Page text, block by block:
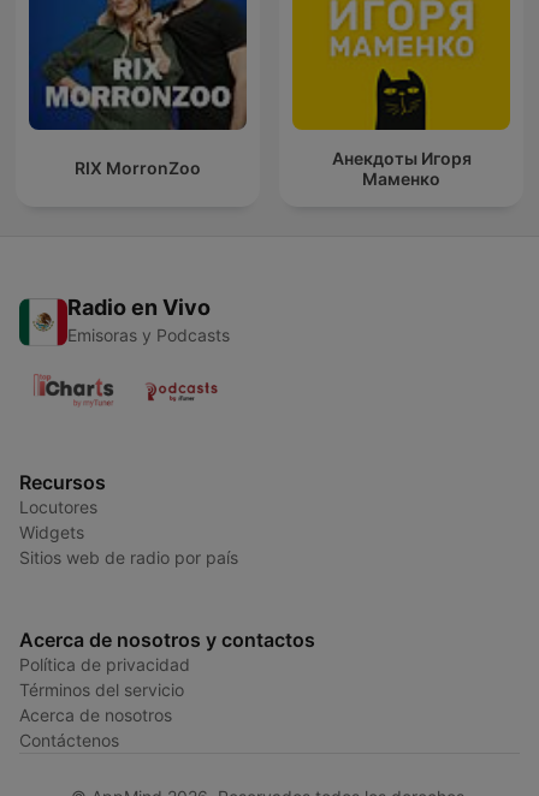
RIX MorronZoo
Анекдоты Игоря
Маменко
Radio en Vivo
Emisoras y Podcasts
Recursos
Locutores
Widgets
Sitios web de radio por país
Acerca de nosotros y contactos
Política de privacidad
Términos del servicio
Acerca de nosotros
Contáctenos